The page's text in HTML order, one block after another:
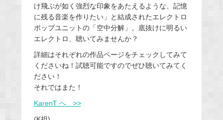
け飛ぶが如く強烈な印象をあたえるような、記憶
に残る音楽を作りたい」と結成されたエレクトロ
ポップユニットの「空中分解」。底抜けに明るい
エレクトロ、聴いてみませんか？
詳細はそれぞれの作品ページをチェックしてみて
くださいね！試聴可能ですのでぜひ聴いてみてく
ださい！
それではまた！
KarenT へ >>